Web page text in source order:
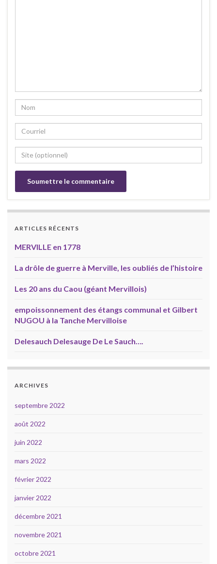
ARTICLES RÉCENTS
MERVILLE en 1778
La drôle de guerre à Merville, les oubliés de l’histoire
Les 20 ans du Caou (géant Mervillois)
empoissonnement des étangs communal et Gilbert
NUGOU à la Tanche Mervilloise
Delesauch Delesauge De Le Sauch….
ARCHIVES
septembre 2022
août 2022
juin 2022
mars 2022
février 2022
janvier 2022
décembre 2021
novembre 2021
octobre 2021